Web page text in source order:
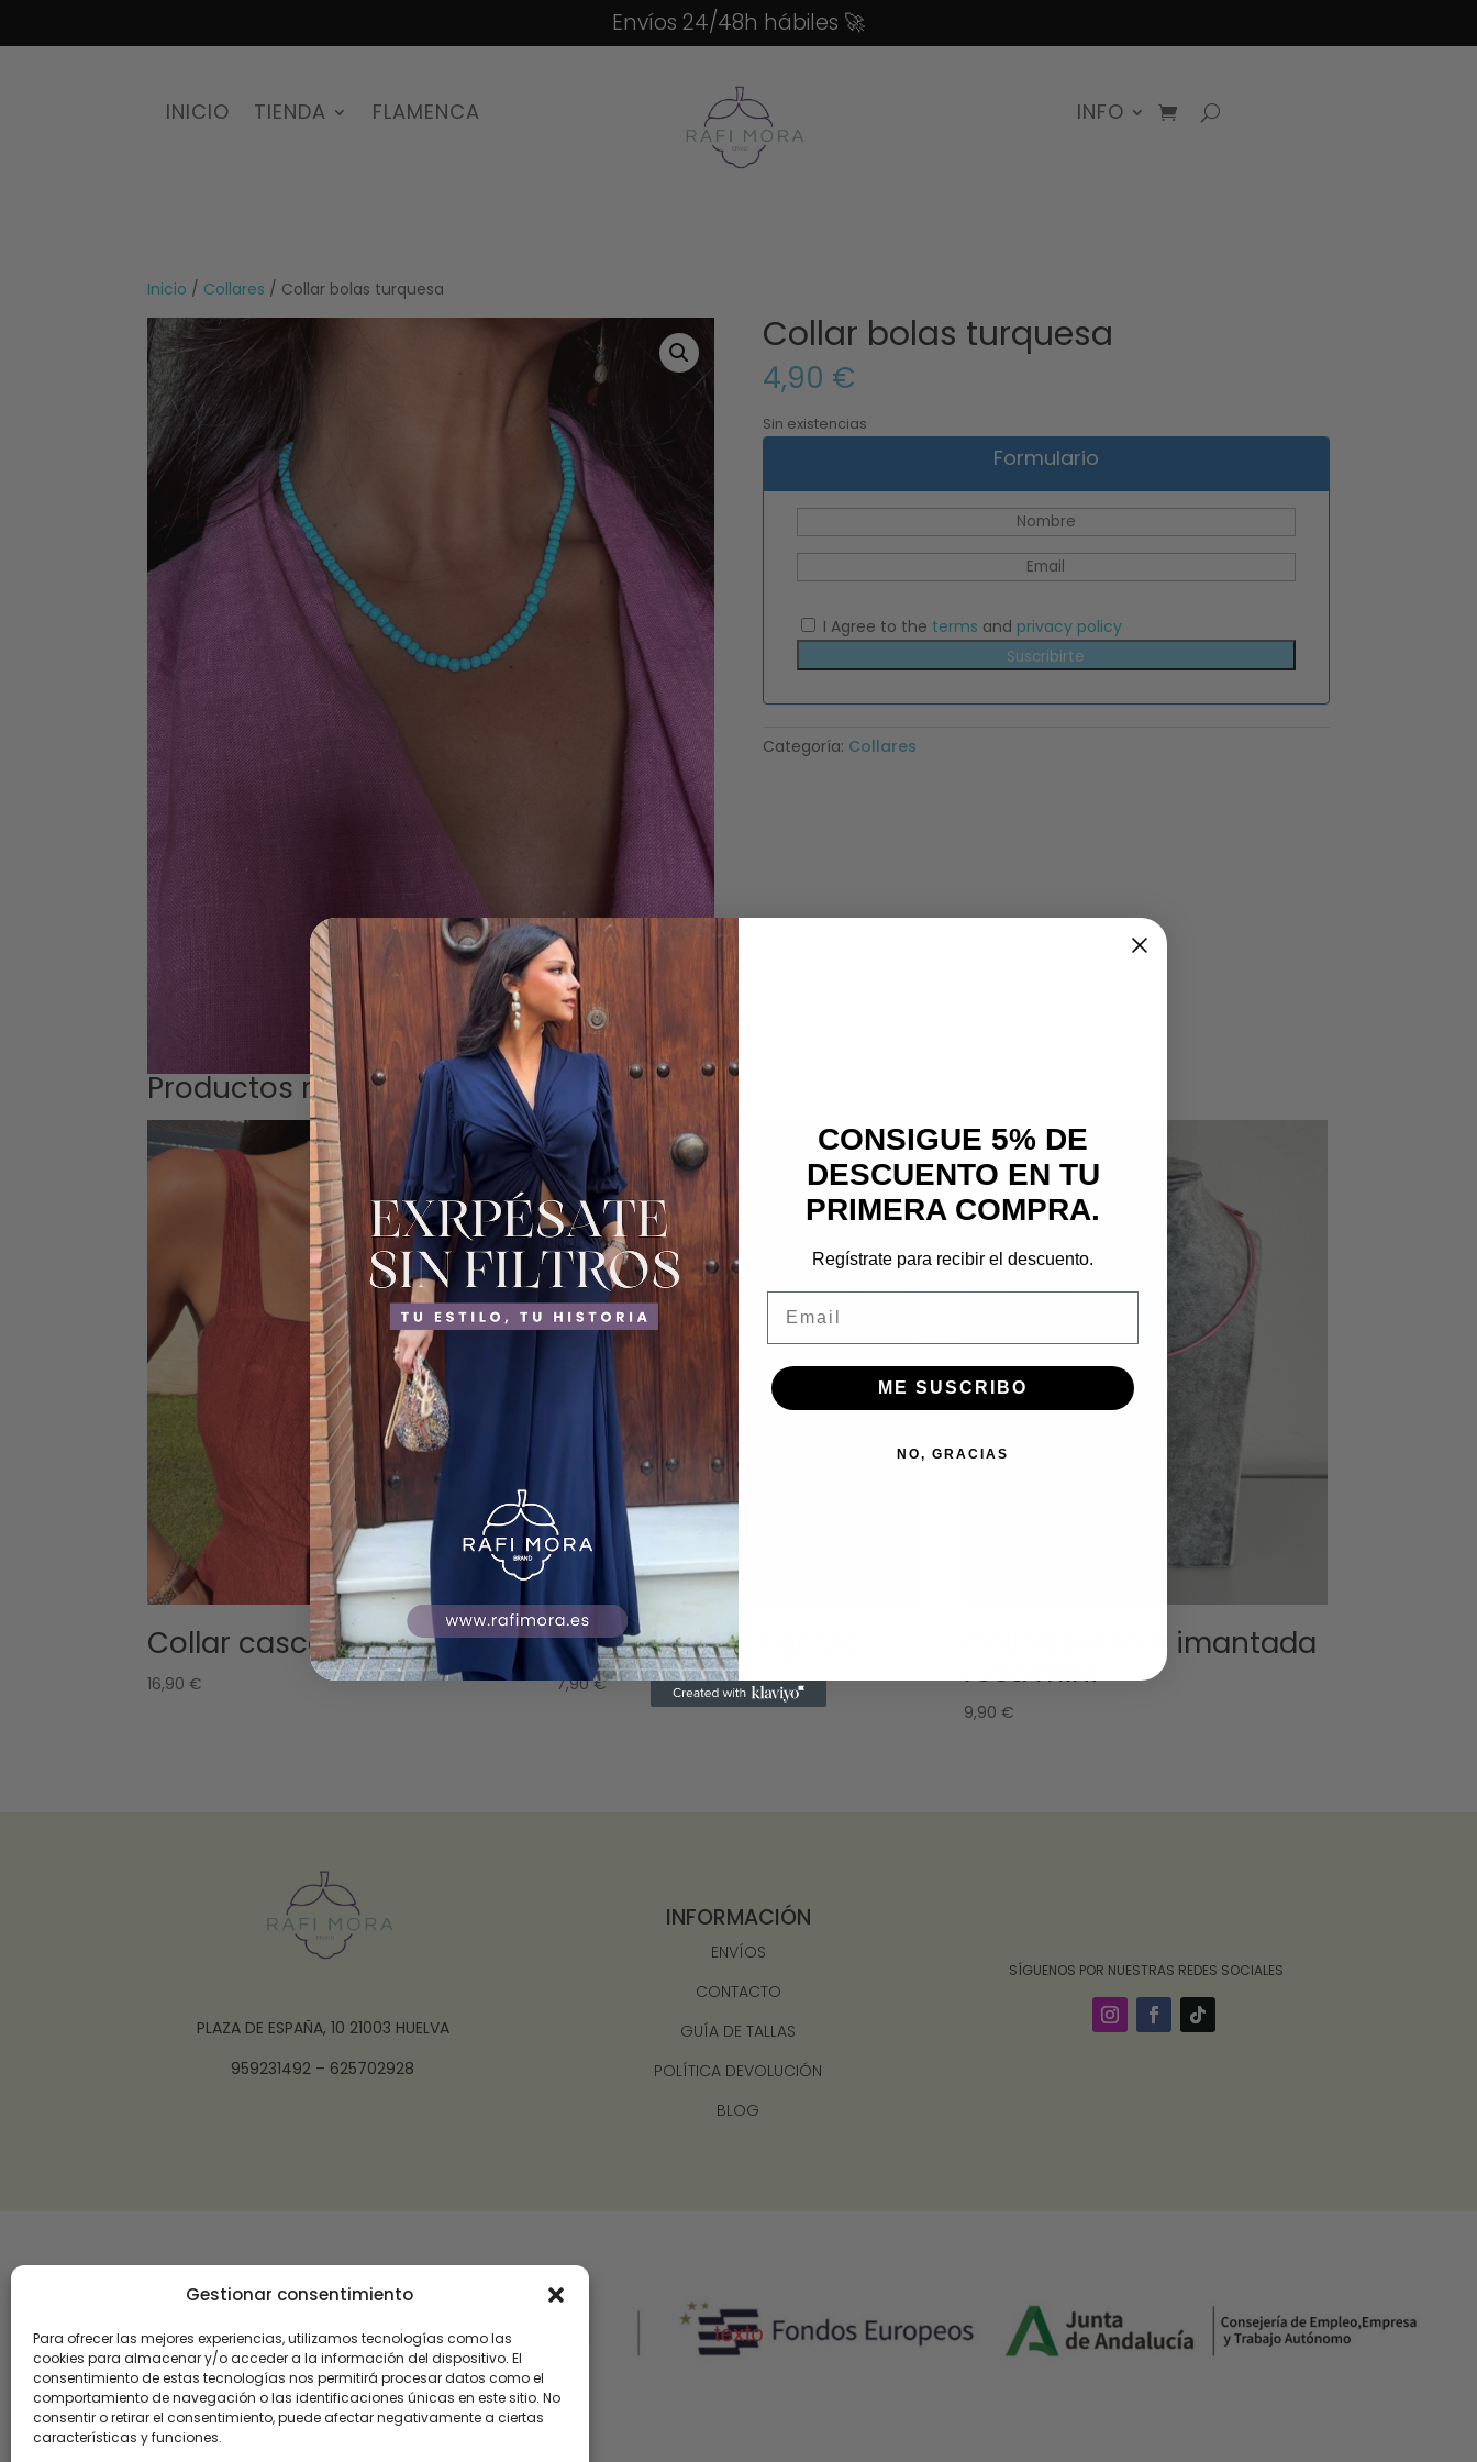
Gestionar consentimiento
Para ofrecer las mejores experiencias, utilizamos tecnologías como las
cookies para almacenar y/o acceder a la información del dispositivo. El
consentimiento de estas tecnologías nos permitirá procesar datos como el
comportamiento de navegación o las identificaciones únicas en este sitio. No
consentir o retirar el consentimiento, puede afectar negativamente a ciertas
características y funciones.
Envíos 24/48h hábiles 🚀
INICIO TIENDA FLAMENCA INFO
Inicio / Collares / Collar bolas turquesa
Collar bolas turquesa
4,90 €
Sin existencias
Formulario
I Agree to the terms and privacy policy
Suscribirte
Categoría: Collares
Productos relacionados
Collar cascada dorado
16,90 €
Collar Cuentas grises
7,90€
Collar/pulsera imantada
rosa mini
9,90 €
PLAZA DE ESPAÑA, 10 21003 HUELVA
959231492 – 625702928
INFORMACIÓN
ENVÍOS
CONTACTO
GUÍA DE TALLAS
POLÍTICA DEVOLUCIÓN
BLOG
‎ ‎ ‎ ‎ ‎ ‎‎ ‎ SÍGUENOS POR NUESTRAS REDES SOCIALES
CONSIGUE 5% DE
DESCUENTO EN TU
PRIMERA COMPRA.
Regístrate para recibir el descuento.
ME SUSCRIBO
NO, GRACIAS